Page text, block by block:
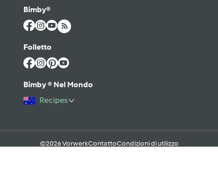
Bimby®
Folletto
Bimby ® Nel Mondo
Recipes
©2026 VorwerkContattoCondizioni di utilizzo